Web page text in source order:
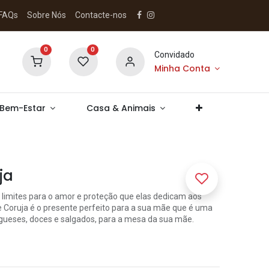
FAQs Sobre Nós Contacte-nos
0 0
Convidado
Minha Conta
Estar Casa & Animais
para o amor e proteção que elas dedicam aos
Coruja é o presente perfeito para a sua mãe que é uma
doces e salgados, para a mesa da sua mãe.